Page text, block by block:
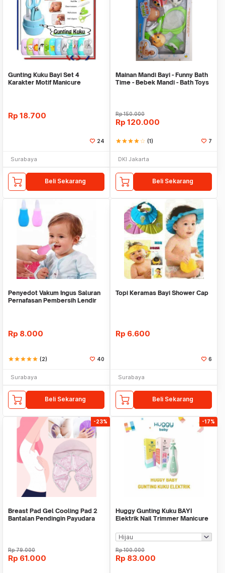
Gunting Kuku Bayi Set 4
Karakter Motif Manicure
Rp 18.700
24
Surabaya
Beli Sekarang
Mainan Mandi Bayi - Funny Bath
Time - Bebek Mandi - Bath Toys
Rp150.000
Rp 120.000
starstarstarstarstar_border (1) 7
DKI Jakarta
Beli Sekarang
Penyedot Vakum Ingus Saluran
Pernafasan Pembersih Lendir
Rp 8.000
starstarstarstarstar (2) 40
Surabaya
Beli Sekarang
Topi Keramas Bayi Shower Cap
Rp 6.600
6
Surabaya
Beli Sekarang
-23%
Breast Pad Gel Cooling Pad 2
Bantalan Pendingin Payudara
Rp79.000
Rp 61.000
-17%
Huggy Gunting Kuku BAYI
Elektrik Nail Trimmer Manicure
Rp100.000
Rp 83.000